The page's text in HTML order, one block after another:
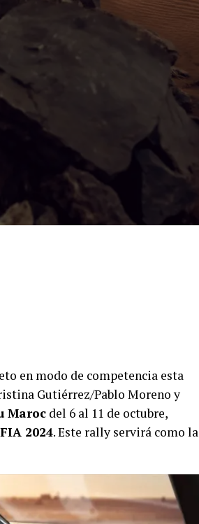
en modo de competencia esta
Gutiérrez/Pablo Moreno y
Maroc del 6 al 11 de octubre,
2024. Este rally servirá como la